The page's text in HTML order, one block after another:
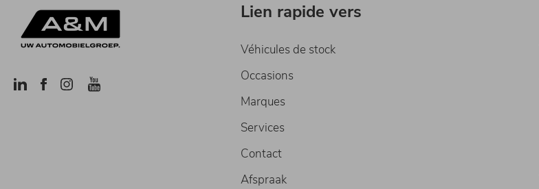
Lien rapide vers
Véhicules de stock
Occasions
Marques
Services
Contact
Afspraak